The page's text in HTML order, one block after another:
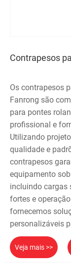
Contrapesos
Os contrapesos
Fanrong são
para pontes
profissional e
Utilizando
qualidade e
contrapesos
equipamento
incluindo cargas
fortes e
fornecemos
personalizáveis
Veja mais >>